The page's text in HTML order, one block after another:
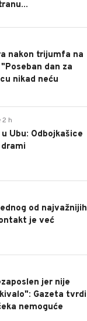
nakon trijumfa na
dan za
nikad neću
2 h
Ubu: Odbojkašice
od najvažnijih
je već
jer nije
Gazeta tvrdi
nemoguće